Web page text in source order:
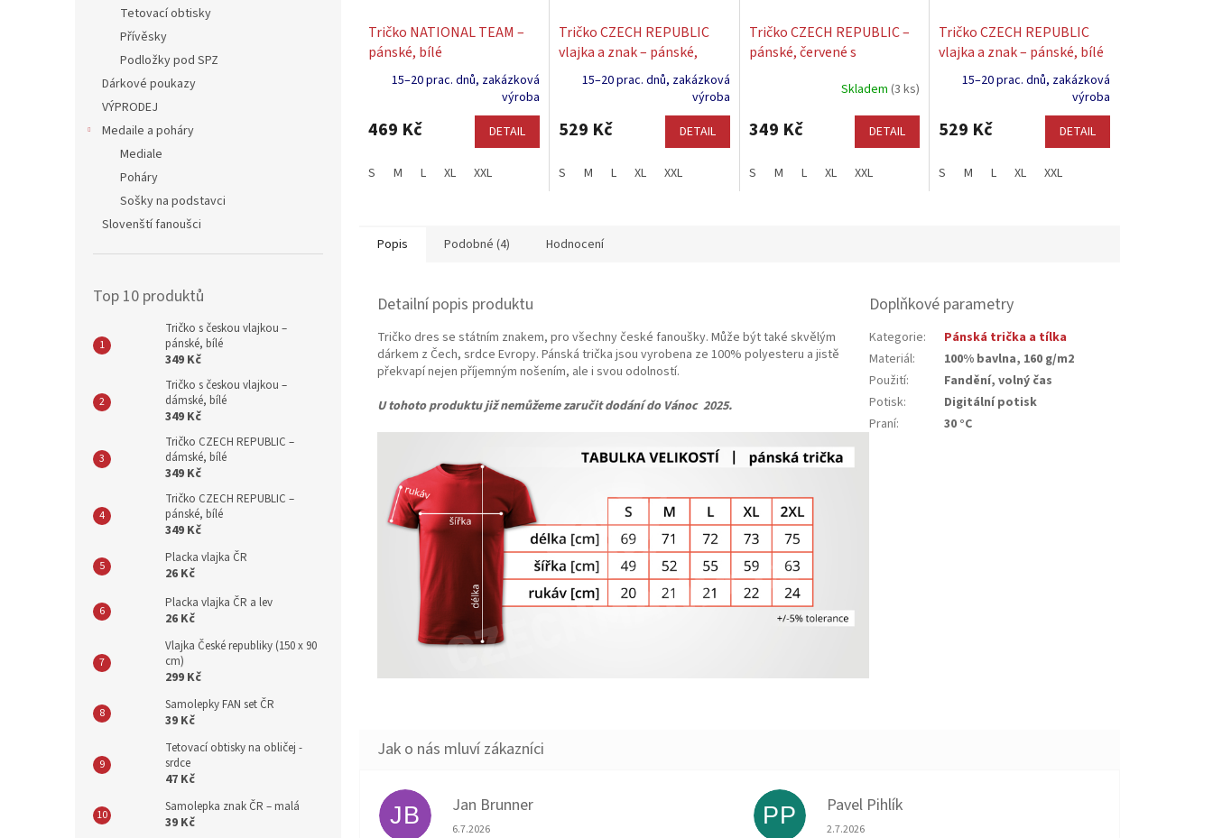
Tetovací obtisky
Přívěsky
Podložky pod SPZ
Dárkové poukazy
VÝPRODEJ
Medaile a poháry
Mediale
Poháry
Sošky na podstavci
Slovenští fanoušci
Top 10 produktů
Tričko s českou vlajkou –
pánské, bílé
349 Kč
Tričko s českou vlajkou –
dámské, bílé
349 Kč
Tričko CZECH REPUBLIC –
dámské, bílé
349 Kč
Tričko CZECH REPUBLIC –
pánské, bílé
349 Kč
Placka vlajka ČR
26 Kč
Placka vlajka ČR a lev
26 Kč
Vlajka České republiky (150 x 90
cm)
299 Kč
Samolepky FAN set ČR
39 Kč
Tetovací obtisky na obličej -
srdce
47 Kč
Samolepka znak ČR – malá
39 Kč
Tričko NATIONAL TEAM –
pánské, bílé
15–20 prac. dnů, zakázková
výroba
469 Kč DETAIL
S M L XL XXL
Tričko CZECH REPUBLIC
vlajka a znak – pánské,
červené
15–20 prac. dnů, zakázková
výroba
529 Kč DETAIL
S M L XL XXL
Tričko CZECH REPUBLIC –
pánské, červené s
Skladem(3 ks)
349 Kč DETAIL
S M L XL XXL
Tričko CZECH REPUBLIC
vlajka a znak – pánské, bílé
15–20 prac. dnů, zakázková
výroba
529 Kč DETAIL
S M L XL XXL
Popis Podobné (4) Hodnocení
Detailní popis produktu
Tričko dres se státním znakem, pro všechny české fanoušky. Může být také skvělým
dárkem z Čech, srdce Evropy. Pánská trička jsou vyrobena ze 100% polyesteru a jistě
překvapí nejen příjemným nošením, ale i svou odolností.
U tohoto produktu již nemůžeme zaručit dodání do Vánoc 2025.
Doplňkové parametry
Kategorie:
Pánská trička a tílka
Materiál:
100% bavlna, 160 g/m2
Použití:
Fandění, volný čas
Potisk:
Digitální potisk
Praní: 30 °C
JB Jan Brunner
Hodnocení obchodu je 5 z 5 hvězdiček.
6.7.2026
PP Pavel Pihlík
Hodnocení obchodu je 5 z 5 hvězdiček.
2.7.2026